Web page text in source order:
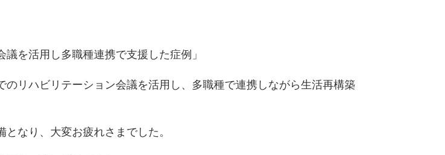
を活用し多職種連携で支援した症例」
リハビリテーション会議を活用し、多職種で連携しながら生活再構築
なり、大変お疲れさまでした。